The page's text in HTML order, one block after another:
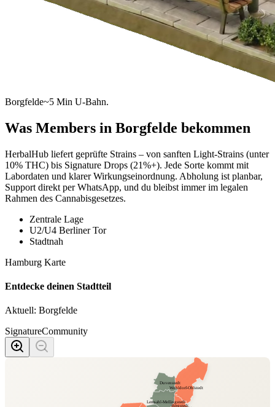
Borgfelde~5 Min U-Bahn.
Was Members in Borgfelde bekommen
HerbalHub liefert geprüfte Strains – von sanften Light-Strains (unter
10% THC) bis Signature Drops (21%+). Jede Sorte kommt mit
Labordaten und klarer Wirkungseinordnung. Abholung ist planbar,
Support direkt per WhatsApp, und du bleibst immer im legalen
Rahmen des Cannabisgesetzes.
Zentrale Lage
U2/U4 Berliner Tor
Stadtnah
Hamburg Karte
Entdecke deinen Stadtteil
Aktuell: Borgfelde
SignatureCommunity
Lemsahl-Mellingstedt
Duvenstedt
Wohldorf-Ohlstedt